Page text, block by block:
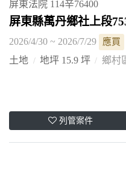
屏東法院 114辛76400
屏東縣萬丹鄉社上段
2026/4/30 ~ 2026/7/29 應買
土地 地坪 15.9 坪 鄉村
列管案件